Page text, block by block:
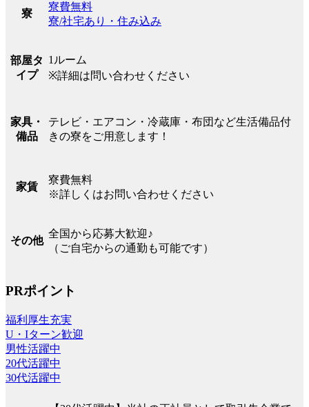
寮
寮費無料
寮/社宅あり・住み込み
部屋タ
イプ
1ルーム
※詳細は問い合わせください
家具・
備品
テレビ・エアコン・冷蔵庫・布団など生活備品付
きの寮をご用意します！
家賃
寮費無料
※詳しくはお問い合わせください
その他
全国から応募大歓迎♪
（ご自宅からの通勤も可能です）
PRポイント
福利厚生充実
U・Iターン歓迎
男性活躍中
20代活躍中
30代活躍中